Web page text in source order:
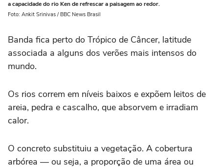
a capacidade do rio Ken de refrescar a paisagem ao redor.
Foto: Ankit Srinivas / BBC News Brasil
Banda fica perto do Trópico de Câncer, latitude
associada a alguns dos verões mais intensos do
mundo.
Os rios correm em níveis baixos e expõem leitos de
areia, pedra e cascalho, que absorvem e irradiam
calor.
O concreto substituiu a vegetação. A cobertura
arbórea — ou seja, a proporção de uma área ou